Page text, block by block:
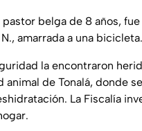
pastor belga de 8 años,
amarrada a una bicicleta.
la encontraron
animal de Tonalá, donde
La Fiscalía